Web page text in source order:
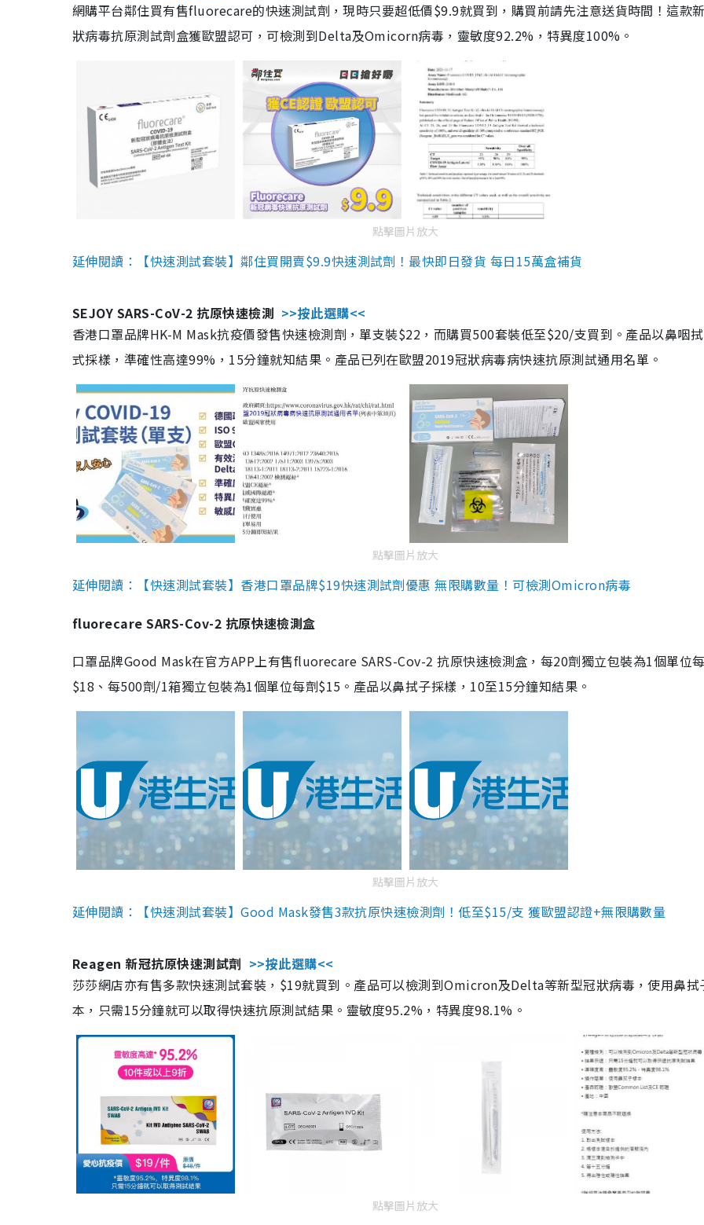
網購平台鄰住買有售fluorecare的快速測試劑，現時只要超低價$9.9就買到，購買前請先注意送貨時間！這款
狀病毒抗原測試劑盒獲歐盟認可，可檢測到Delta及Omicorn病毒，靈敏度92.2%，特異度100%。
點擊圖片放大
延伸閱讀：【快速測試套裝】鄰住買開賣$9.9快速測試劑！最快即日發貨 每日15萬盒補貨
SEJOY SARS-CoV-2 抗原快速檢測 >>按此選購<<
香港口罩品牌HK-M Mask抗疫價發售快速檢測劑，單支裝$22，而購買500套裝低至$20/支買到。產品以鼻咽
式採樣，準確性高達99%，15分鐘就知結果。產品已列在歐盟2019冠狀病毒病快速抗原測試通用名單。
點擊圖片放大
延伸閱讀：【快速測試套裝】香港口罩品牌$19快速測試劑優惠 無限購數量！可檢測Omicron病毒
fluorecare SARS-Cov-2 抗原快速檢測盒
口罩品牌Good Mask在官方APP上有售fluorecare SARS-Cov-2 抗原快速檢測盒，每20劑獨立包裝為1個單位
$18、每500劑/1箱獨立包裝為1個單位每劑$15。產品以鼻拭子採樣，10至15分鐘知結果。
點擊圖片放大
延伸閱讀：【快速測試套裝】Good Mask發售3款抗原快速檢測劑！低至$15/支 獲歐盟認證+無限購數量
Reagen 新冠抗原快速測試劑 >>按此選購<<
莎莎網店亦有售多款快速測試套裝，$19就買到。產品可以檢測到Omicron及Delta等新型冠狀病毒，使用鼻拭
本，只需15分鐘就可以取得快速抗原測試結果。靈敏度95.2%，特異度98.1%。
點擊圖片放大